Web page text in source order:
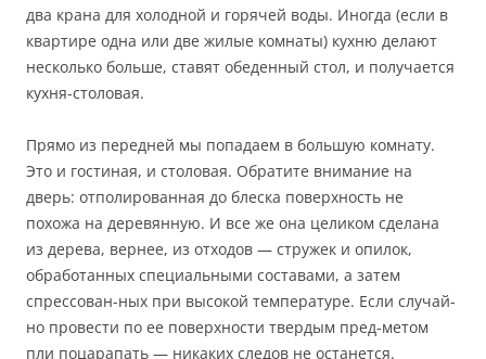
два крана для холодной и горячей воды. Иногда (если в
квартире одна или две жилые комнаты) кухню делают
несколько больше, ставят обеденный стол, и получается
кухня-столовая.
Прямо из передней мы попадаем в большую комнату.
Это и гостиная, и столовая. Обратите внимание на
дверь: отполированная до блеска поверхность не
похожа на деревянную. И все же она целиком сделана
из дерева, вернее, из отходов — стружек и опилок,
обработанных специальными составами, а затем
спрессован-ных при высокой температуре. Если случай-
но провести по ее поверхности твердым пред-метом
пли поцарапать — никаких следов не останется.